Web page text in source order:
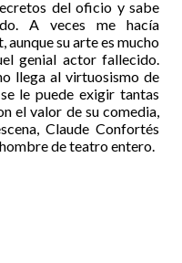
del oficio y sabe
A veces me hacía
aunque su arte es mucho
genial actor fallecido.
llega al virtuosismo de
le puede exigir tantas
el valor de su comedia,
Claude Confortés
de teatro entero.